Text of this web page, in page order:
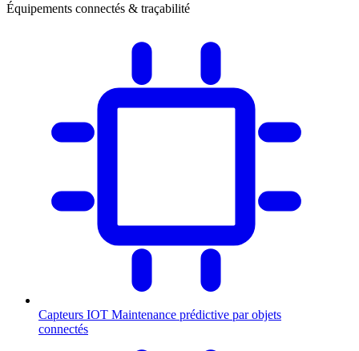
Équipements connectés & traçabilité
Capteurs IOT Maintenance prédictive par objets
connectés